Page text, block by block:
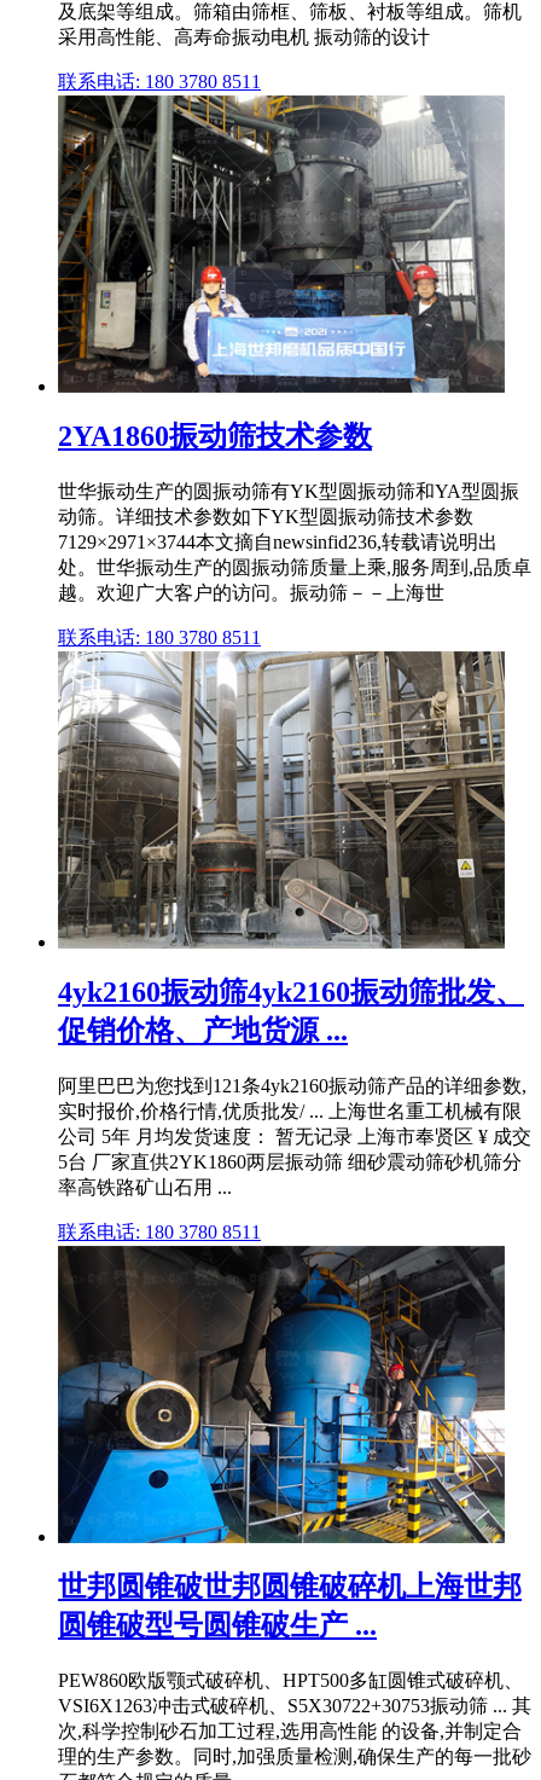
及底架等组成。筛箱由筛框、筛板、衬板等组成。筛机
采用高性能、高寿命振动电机 振动筛的设计
联系电话: 180 3780 8511
2YA1860振动筛技术参数
世华振动生产的圆振动筛有YK型圆振动筛和YA型圆振
动筛。详细技术参数如下YK型圆振动筛技术参数
7129×2971×3744本文摘自newsinfid236,转载请说明出
处。世华振动生产的圆振动筛质量上乘,服务周到,品质卓
越。欢迎广大客户的访问。振动筛－－上海世
联系电话: 180 3780 8511
4yk2160振动筛4yk2160振动筛批发、
促销价格、产地货源 ...
阿里巴巴为您找到121条4yk2160振动筛产品的详细参数,
实时报价,价格行情,优质批发/ ... 上海世名重工机械有限
公司 5年 月均发货速度： 暂无记录 上海市奉贤区 ¥ 成交
5台 厂家直供2YK1860两层振动筛 细砂震动筛砂机筛分
率高铁路矿山石用 ...
联系电话: 180 3780 8511
世邦圆锥破世邦圆锥破碎机上海世邦
圆锥破型号圆锥破生产 ...
PEW860欧版颚式破碎机、HPT500多缸圆锥式破碎机、
VSI6X1263冲击式破碎机、S5X30722+30753振动筛 ... 其
次,科学控制砂石加工过程,选用高性能 的设备,并制定合
理的生产参数。同时,加强质量检测,确保生产的每一批砂